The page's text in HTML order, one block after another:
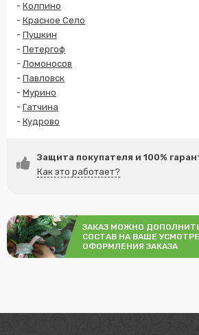
Колпино
Красное Село
Пушкин
Петергоф
-Ломоносов
Павловск
Мурино
Гатчина
Кудрово
Защита покупателя и 100%
Как это работает?
ЗАКАЗ МОЖНО
СОСТАВ НА ВАШЕ
ОФОРМЛЕНИЯ ЗАКАЗА